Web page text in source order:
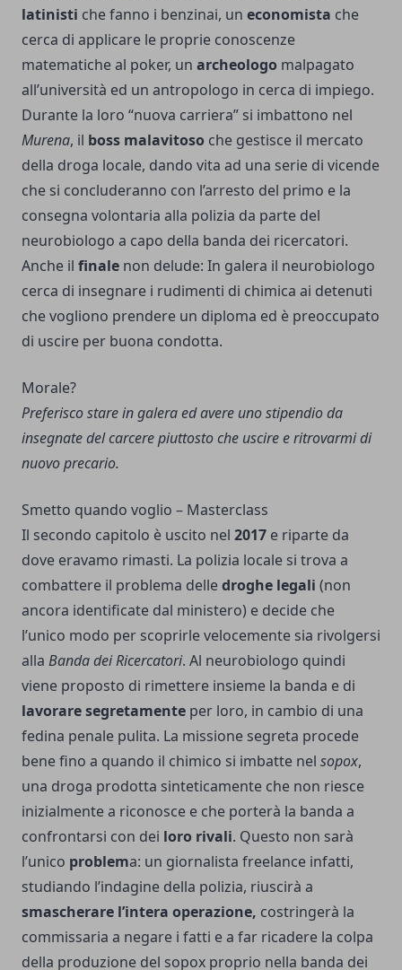
latinisti che fanno i benzinai, un economista che
cerca di applicare le proprie conoscenze
matematiche al poker, un archeologo malpagato
all’università ed un antropologo in cerca di impiego.
Durante la loro “nuova carriera” si imbattono nel
Murena, il boss malavitoso che gestisce il mercato
della droga locale, dando vita ad una serie di vicende
che si concluderanno con l’arresto del primo e la
consegna volontaria alla polizia da parte del
neurobiologo a capo della banda dei ricercatori.
Anche il finale non delude: In galera il neurobiologo
cerca di insegnare i rudimenti di chimica ai detenuti
che vogliono prendere un diploma ed è preoccupato
di uscire per buona condotta.
Morale?
Preferisco stare in galera ed avere uno stipendio da
insegnate del carcere piuttosto che uscire e ritrovarmi di
nuovo precario.
Smetto quando voglio – Masterclass
Il secondo capitolo è uscito nel 2017 e riparte da
dove eravamo rimasti. La polizia locale si trova a
combattere il problema delledroghe legali (non
ancora identificate dal ministero) e decide che
l’unico modo per scoprirle velocemente sia rivolgersi
alla Banda dei Ricercatori. Al neurobiologo quindi
viene proposto di rimettere insieme la banda e di
lavorare segretamente per loro, in cambio di una
fedina penale pulita. La missione segreta procede
bene fino a quando il chimico si imbatte nel sopox,
una droga prodotta sinteticamente che non riesce
inizialmente a riconosce e che porterà la banda a
confrontarsi con dei loro rivali. Questo non sarà
l’unico problema: un giornalista freelance infatti,
studiando l’indagine della polizia, riuscirà a
smascherare l’intera operazione, costringerà la
commissaria a negare i fatti e a far ricadere la colpa
della produzione del sopox proprio nella banda dei